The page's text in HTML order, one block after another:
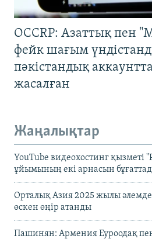
OCCRP: Азаттық пен
фейк шағым
пәкістандық
жасалған
Жаңалықтар
YouTube видеохостинг қызметі
ұйымының екі арнасын
Орталық Азия 2025 жылы
өскен өңір атанды
Пашинян: Армения Еуроодақ